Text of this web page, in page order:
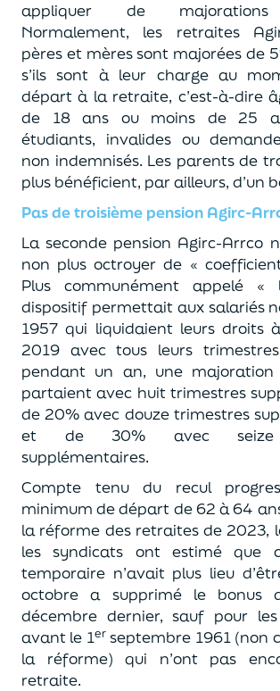
appliquer de majorations
Normalement, les retraites
pères et mères sont majorées de
s’ils sont à leur charge au
départ à la retraite, c’est-à-dire
de 18 ans ou moins de 25
étudiants, invalides ou
non indemnisés. Les parents de
plus bénéficient, par ailleurs, d’un
Pas de troisième pension Agirc-
La seconde pension Agirc-Arrco
non plus octroyer de «
Plus communément appelé «
dispositif permettait aux salariés
1957 qui liquidaient leurs droits
2019 avec tous leurs
pendant un an, une majoration
partaient avec huit trimestres
de 20% avec douze trimestres
et de 30% avec seize
supplémentaires.
Compte tenu du recul
minimum de départ de 62 à 64
la réforme des retraites de 2023,
les syndicats ont estimé que
temporaire n’avait plus lieu
octobre a supprimé le bonus
décembre dernier, sauf pour
avant le 1erseptembre 1961 (non
la réforme) qui n’ont pas
retraite.